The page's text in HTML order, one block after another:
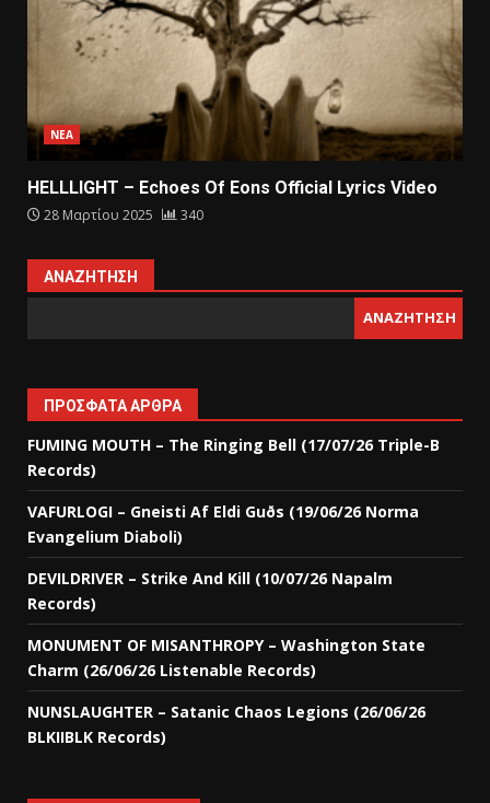
ΝΕΑ
HELLLIGHT – Echoes Of Eons Official Lyrics Video
28 Μαρτίου 2025 340
ΑΝΑΖΉΤΗΣΗ
ΑΝΑΖΉΤΗΣΗ
ΠΡΌΣΦΑΤΑ ΆΡΘΡΑ
FUMING MOUTH – The Ringing Bell (17/07/26 Triple-B
Records)
VAFURLOGI – Gneisti Af Eldi Guðs (19/06/26 Norma
Evangelium Diaboli)
DEVILDRIVER – Strike And Kill (10/07/26 Napalm
Records)
MONUMENT OF MISANTHROPY – Washington State
Charm (26/06/26 Listenable Records)
NUNSLAUGHTER – Satanic Chaos Legions (26/06/26
BLKIIBLK Records)